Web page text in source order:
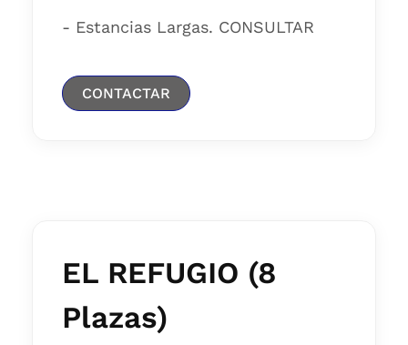
- Estancias Largas. CONSULTAR
CONTACTAR
EL REFUGIO (8
Plazas)